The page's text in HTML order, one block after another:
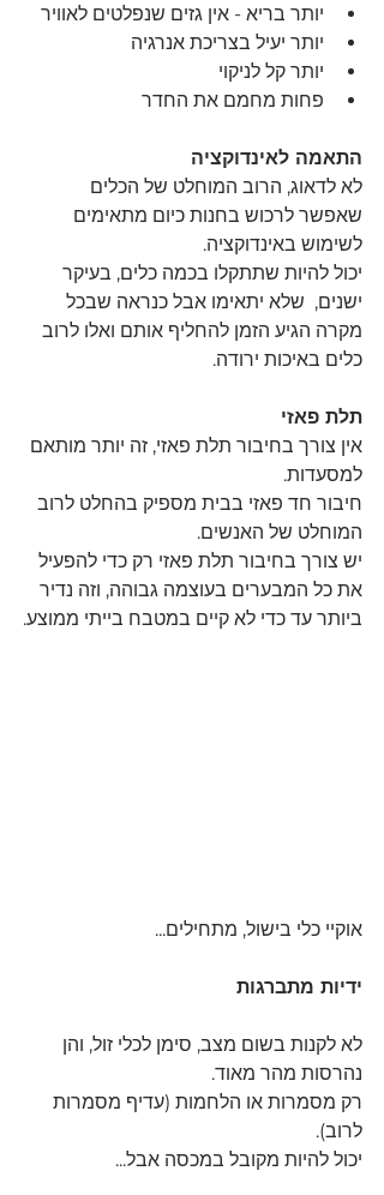
יותר בריא - אין גזים שנפלטים לאוויר
יותר יעיל בצריכת אנרגיה
יותר קל לניקוי
פחות מחמם את החדר
התאמה לאינדוקציה
לא לדאוג, הרוב המוחלט של הכלים
שאפשר לרכוש בחנות כיום מתאימים
לשימוש באינדוקציה.
יכול להיות שתתקלו בכמה כלים, בעיקר
ישנים,  שלא יתאימו אבל כנראה שבכל
מקרה הגיע הזמן להחליף אותם ואלו לרוב
כלים באיכות ירודה.
תלת פאזי
אין צורך בחיבור תלת פאזי, זה יותר מותאם
למסעדות.
חיבור חד פאזי בבית מספיק בהחלט לרוב
המוחלט של האנשים.
יש צורך בחיבור תלת פאזי רק כדי להפעיל
את כל המבערים בעוצמה גבוהה, וזה נדיר
ביותר עד כדי לא קיים במטבח בייתי ממוצע.
אוקיי כלי בישול, מתחילים...
ידיות מתברגות
לא לקנות בשום מצב, סימן לכלי זול, והן
נהרסות מהר מאוד.
רק מסמרות או הלחמות (עדיף מסמרות
לרוב).
יכול להיות מקובל במכסה אבל...